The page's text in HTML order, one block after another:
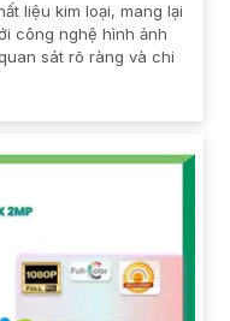
liệu kim loại, mang lại
công nghệ hình ảnh
sát rõ ràng và chi